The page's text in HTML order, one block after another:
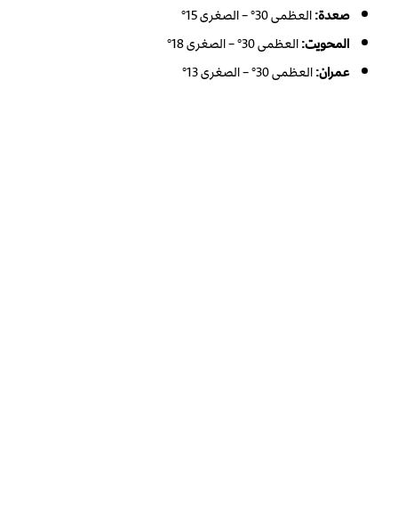
صعدة:العظمى 30° – الصغرى 15°
المحويت:العظمى 30° – الصغرى 18°
عمران:العظمى 30° – الصغرى 13°